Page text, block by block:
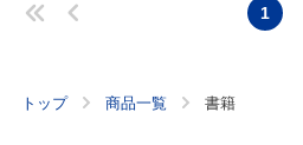
1
トップ 商品一覧 書籍